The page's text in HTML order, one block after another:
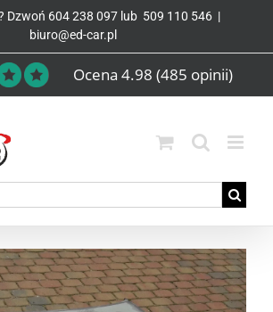
Dzwoń 604 238 097 lub 509 110 546 |
biuro@ed-car.pl
Ocena 4.98 (485 opinii)